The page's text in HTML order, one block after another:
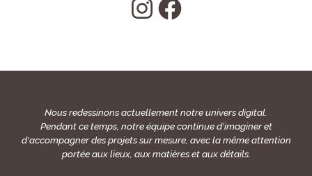
Nous redessinons actuellement notre univers digital.
Pendant ce temps, notre équipe continue d'imaginer et
d'accompagner des projets sur mesure, avec la même attention
portée aux lieux, aux matières et aux détails.